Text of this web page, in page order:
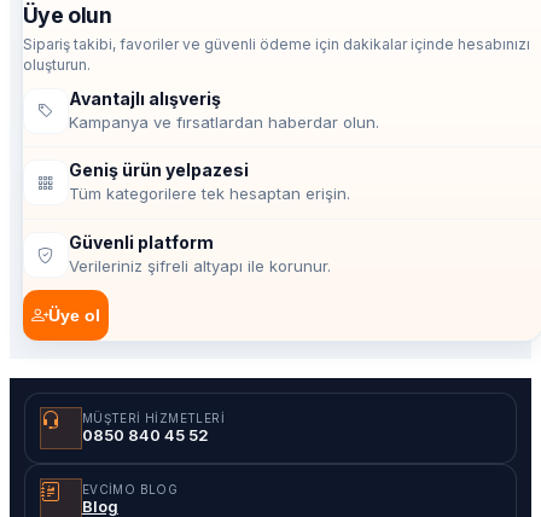
Üye olun
Sipariş takibi, favoriler ve güvenli ödeme için dakikalar içinde hesabınızı
oluşturun.
Avantajlı alışveriş
Kampanya ve fırsatlardan haberdar olun.
Geniş ürün yelpazesi
Tüm kategorilere tek hesaptan erişin.
Güvenli platform
Verileriniz şifreli altyapı ile korunur.
Üye ol
MÜŞTERI HIZMETLERI
0850 840 45 52
EVCIMO BLOG
Blog